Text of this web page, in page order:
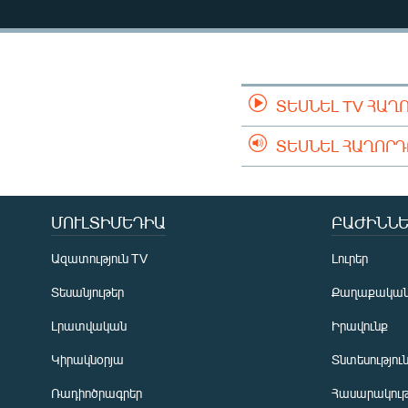
ՄՇԱԿՈՒՅԹ
ԱՐԽԻՎ
ՏԵՍԱՆՅՈՒԹԵՐ
ԲԱՆԱՎԵՃ
ՁԳՏԵԼՈՎ ԼԱՎԱԳՈՒՅՆԻՆ
ՓՈԴՔԱՍԹ
ՏԵՍՆԵԼ TV
ՏԵՍՆԵԼ
ՄՈՒԼՏԻՄԵԴԻԱ
Ազատություն TV
Տեսանյութեր
Լրատվական
Կիրակնօրյա
Ռադիոծրագրեր
Լուրեր
Իրավունք
Տնտեսություն